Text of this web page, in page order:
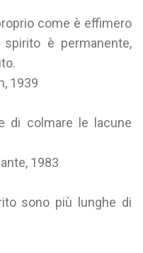
come è effimero
è permanente,
1939
di colmare le lacune
1983
sono più lunghe di